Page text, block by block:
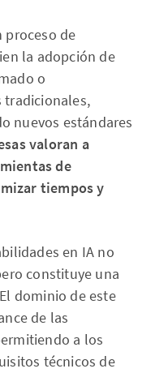
proceso de
la adopción de
o
tradicionales,
nuevos estándares
valoran a
de
tiempos y
en IA no
constituye una
dominio de este
de las
a los
técnicos de